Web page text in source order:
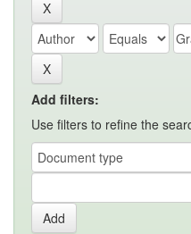
Add filters:
Use filters to refine the